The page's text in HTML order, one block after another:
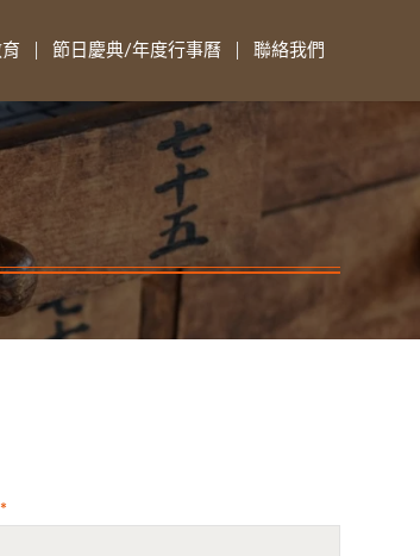
節日慶典/年度行事曆 聯絡我們
*